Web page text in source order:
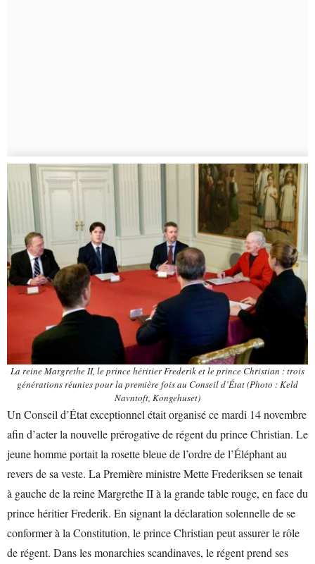
La reine Margrethe II, le prince héritier Frederik et le prince Christian : trois
générations réunies pour la première fois au Conseil d’État (Photo : Keld
Navntoft, Kongehuset)
Un Conseil d’État exceptionnel était organisé ce mardi 14 novembre
afin d’acter la nouvelle prérogative de régent du prince Christian. Le
jeune homme portait la rosette bleue de l’ordre de l’Éléphant au
revers de sa veste. La Première ministre Mette Frederiksen se tenait
à gauche de la reine Margrethe II à la grande table rouge, en face du
prince héritier Frederik. En signant la déclaration solennelle de se
conformer à la Constitution, le prince Christian peut assurer le rôle
de régent. Dans les monarchies scandinaves, le régent prend ses